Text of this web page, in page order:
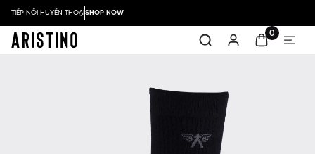
TIẾP NỐI HUYỀN THOẠISHOP NOW
0